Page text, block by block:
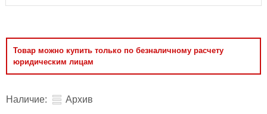
Товар можно купить только по безналичному расчету
юридическим лицам
Наличие: Архив